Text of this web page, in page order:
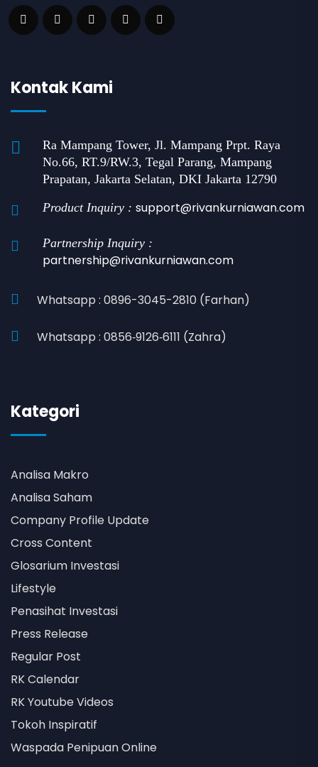
Kontak Kami
Ra Mampang Tower, Jl. Mampang Prpt. Raya
No.66, RT.9/RW.3, Tegal Parang, Mampang
Prapatan, Jakarta Selatan, DKI Jakarta 12790
Product Inquiry : support@rivankurniawan.com
Partnership Inquiry :
partnership@rivankurniawan.com
Whatsapp : 0896-3045-2810 (Farhan)
Whatsapp : 0856‑9126‑6111 (Zahra)
Kategori
Analisa Makro
Analisa Saham
Company Profile Update
Cross Content
Glosarium Investasi
Lifestyle
Penasihat Investasi
Press Release
Regular Post
RK Calendar
RK Youtube Videos
Tokoh Inspiratif
Waspada Penipuan Online